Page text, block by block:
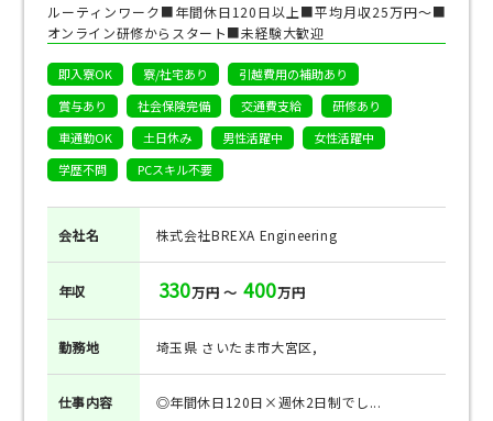
ルーティンワーク■年間休日120日以上■平均月収25万円～■
オンライン研修からスタート■未経験大歓迎
即入寮OK 寮/社宅あり
引越費用の補助あり
賞与あり
社会保険完備 交通費支給
研修あり
車通勤OK
土日休み 男性活躍中
女性活躍中
学歴不問
PCスキル不要
会社名 株式会社BREXA Engineering
年収 330万円 ～ 400万円
勤務地 埼玉県 さいたま市大宮区,
仕事内容 ◎年間休日120日×週休2日制でし...